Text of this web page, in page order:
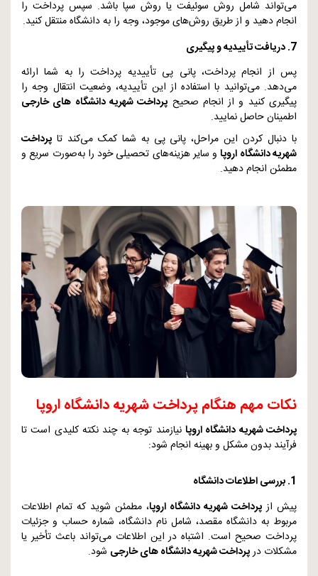
می‌تواند شامل روش سوئیفت یا روش سپا باشد. سپس پرداخت را
انجام دهید و از طریق روش‌های موجود، وجه را به دانشگاه منتقل کنید.
7. دریافت تأییدیه و پیگیری
پس از انجام پرداخت، پانی پی تأییدیه پرداخت را به شما ارائه
می‌دهد. می‌توانید با استفاده از این تأییدیه، وضعیت انتقال وجه را
پیگیری کنید و از انجام صحیح پرداخت شهریه دانشگاه‌ های خارجی
اطمینان حاصل نمایید.
با دنبال کردن این مراحل، پانی پی به شما کمک می‌کند تا پرداخت
شهریه دانشگاه اروپاو سایر هزینه‌های تحصیلی خود را به‌صورت سریع و
مطمئن انجام دهید.
نکات مهم هنگام پرداخت شهریه دانشگاه اروپا
پرداخت شهریه دانشگاه اروپا نیازمند توجه به چند نکته کلیدی است تا
فرآیند بدون مشکل و بهینه انجام شود:
1. بررسی اطلاعات دانشگاه
پیش از پرداخت شهریه دانشگاه اروپا، مطمئن شوید که تمام اطلاعات
مربوط به دانشگاه مقصد، شامل نام دانشگاه، شماره حساب و جزئیات
پرداخت صحیح است. اشتباه در این اطلاعات می‌تواند باعث تأخیر یا
مشکلات درپرداخت شهریه دانشگاه‌ های خارجی شود.